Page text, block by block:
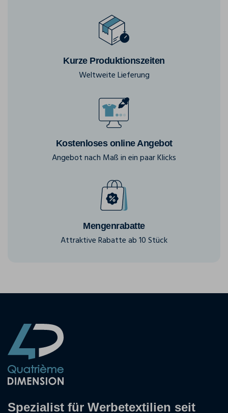
Kurze Produktionszeiten
Weltweite Lieferung
Kostenloses online Angebot
Angebot nach Maß in ein paar Klicks
Mengenrabatte
Attraktive Rabatte ab 10 Stück
Spezialist für Werbetextilien seit